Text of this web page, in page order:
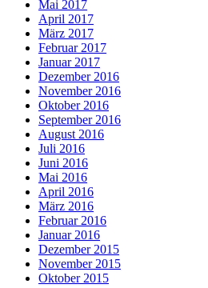
Mai 2017
April 2017
März 2017
Februar 2017
Januar 2017
Dezember 2016
November 2016
Oktober 2016
September 2016
August 2016
Juli 2016
Juni 2016
Mai 2016
April 2016
März 2016
Februar 2016
Januar 2016
Dezember 2015
November 2015
Oktober 2015